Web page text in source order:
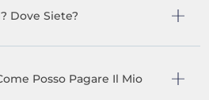
Dove Siete?
Posso Pagare Il Mio